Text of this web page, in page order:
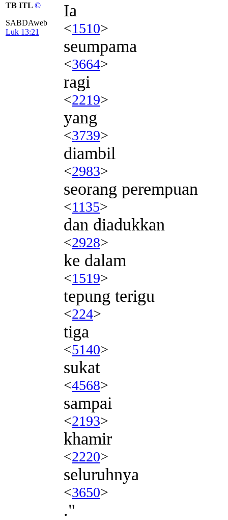
TB ITL ©
SABDAweb
Luk 13:21
Ia
<1510>
seumpama
<3664>
ragi
<2219>
yang
<3739>
diambil
<2983>
seorang perempuan
<1135>
dan diadukkan
<2928>
ke dalam
<1519>
tepung terigu
<224>
tiga
<5140>
sukat
<4568>
sampai
<2193>
khamir
<2220>
seluruhnya
<3650>
."